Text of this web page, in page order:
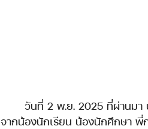
จากน้องนักเรียน น้องนักศึกษา พี่